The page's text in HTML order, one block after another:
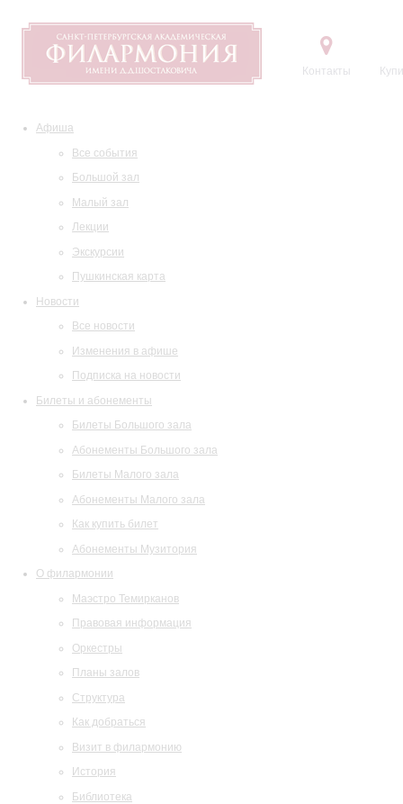
Контакты
Афиша
Все события
Большой зал
Малый зал
Лекции
Экскурсии
Пушкинская карта
Новости
Все новости
Изменения в афише
Подписка на новости
Билеты и абонементы
Билеты Большого зала
Абонементы Большого зала
Билеты Малого зала
Абонементы Малого зала
Как купить билет
Абонементы Музитория
О филармонии
Маэстро Темирканов
Правовая информация
Оркестры
Планы залов
Структура
Как добраться
Визит в филармонию
История
Библиотека